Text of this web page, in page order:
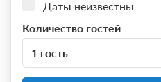
Даты неизвестны
Количество гостей
1 гость